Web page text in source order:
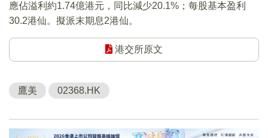
應佔溢利約1.74億港元，同比減少20.1%；每股基本盈利
30.2港仙。擬派末期息2港仙。
港交所原文
鷹美 02368.HK